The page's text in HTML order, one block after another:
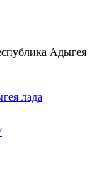
Адыгея
лада